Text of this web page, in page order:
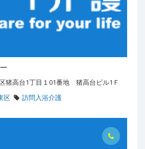
猪高台1丁目１01番地 猪高台ビル1Ｆ
区
訪問入浴介護